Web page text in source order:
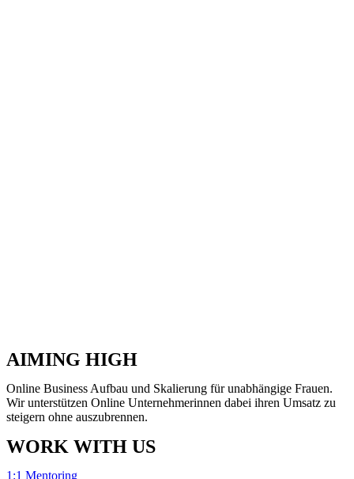
AIMING HIGH
Online Business Aufbau und Skalierung für unabhängige Frauen.
Wir unterstützen Online Unternehmerinnen dabei ihren Umsatz zu
steigern ohne auszubrennen.
WORK WITH US
1:1 Mentoring